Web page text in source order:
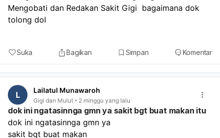
atau dokter umum untuk memastikan apakah ini
dermatitis kontak, cheilitis, atau infeksi, dan untuk obat
Mengobati dan Redakan Sakit Gigi  bagaimana dok
tolong dol
Suka Bagikan Simpan Komentar
L Lailatul Munawaroh
Gigi dan Mulut 2 minggu yang lalu
dok ini ngatasinnga gmn ya sakit bgt buat makan itu
dok ini ngatasinnga gmn ya
sakit bgt buat makan